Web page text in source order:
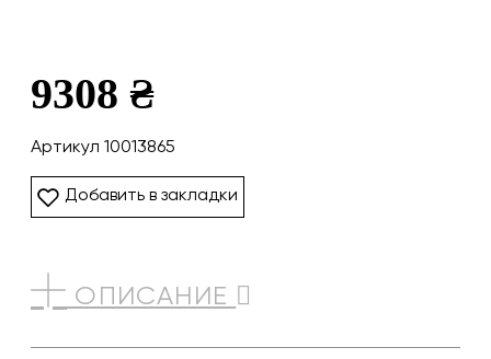
9308 ₴
Артикул 10013865
Добавить в закладки
ОПИСАНИЕ